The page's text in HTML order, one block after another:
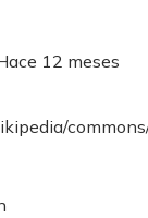
12 meses